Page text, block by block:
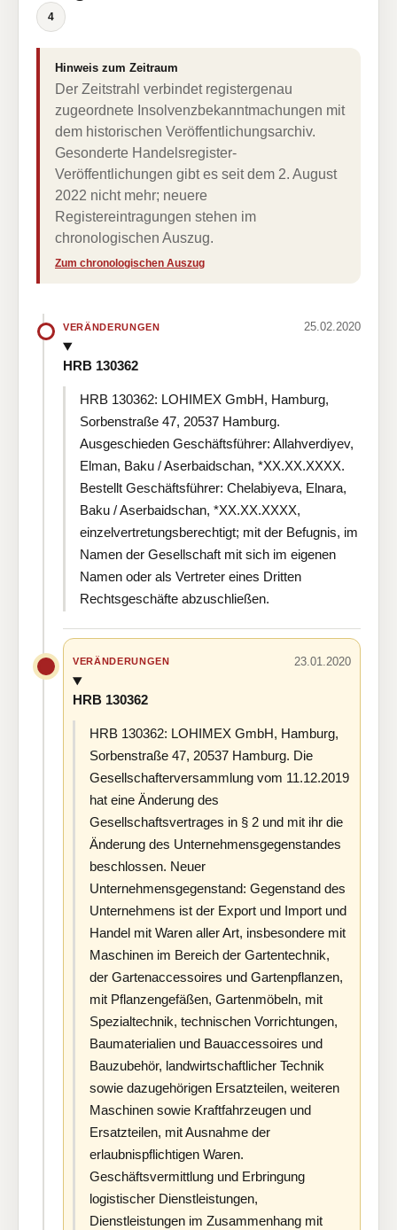
4
Hinweis zum Zeitraum
Der Zeitstrahl verbindet registergenau
zugeordnete Insolvenzbekanntmachungen mit
dem historischen Veröffentlichungsarchiv.
Gesonderte Handelsregister-
Veröffentlichungen gibt es seit dem 2. August
2022 nicht mehr; neuere
Registereintragungen stehen im
chronologischen Auszug.
Zum chronologischen Auszug
VERÄNDERUNGEN 25.02.2020
HRB 130362
HRB 130362: LOHIMEX GmbH, Hamburg,
Sorbenstraße 47, 20537 Hamburg.
Ausgeschieden Geschäftsführer: Allahverdiyev,
Elman, Baku / Aserbaidschan, *XX.XX.XXXX.
Bestellt Geschäftsführer: Chelabiyeva, Elnara,
Baku / Aserbaidschan, *XX.XX.XXXX,
einzelvertretungsberechtigt; mit der Befugnis, im
Namen der Gesellschaft mit sich im eigenen
Namen oder als Vertreter eines Dritten
Rechtsgeschäfte abzuschließen.
VERÄNDERUNGEN 23.01.2020
HRB 130362
HRB 130362: LOHIMEX GmbH, Hamburg,
Sorbenstraße 47, 20537 Hamburg. Die
Gesellschafterversammlung vom 11.12.2019
hat eine Änderung des
Gesellschaftsvertrages in § 2 und mit ihr die
Änderung des Unternehmensgegenstandes
beschlossen. Neuer
Unternehmensgegenstand: Gegenstand des
Unternehmens ist der Export und Import und
Handel mit Waren aller Art, insbesondere mit
Maschinen im Bereich der Gartentechnik,
der Gartenaccessoires und Gartenpflanzen,
mit Pflanzengefäßen, Gartenmöbeln, mit
Spezialtechnik, technischen Vorrichtungen,
Baumaterialien und Bauaccessoires und
Bauzubehör, landwirtschaftlicher Technik
sowie dazugehörigen Ersatzteilen, weiteren
Maschinen sowie Kraftfahrzeugen und
Ersatzteilen, mit Ausnahme der
erlaubnispflichtigen Waren.
Geschäftsvermittlung und Erbringung
logistischer Dienstleistungen,
Dienstleistungen im Zusammenhang mit